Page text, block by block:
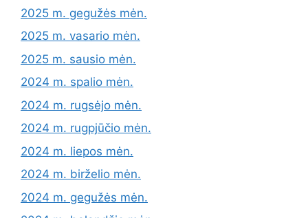
2025 m. gegužės mėn.
2025 m. vasario mėn.
2025 m. sausio mėn.
2024 m. spalio mėn.
2024 m. rugsėjo mėn.
2024 m. rugpjūčio mėn.
2024 m. liepos mėn.
2024 m. birželio mėn.
2024 m. gegužės mėn.